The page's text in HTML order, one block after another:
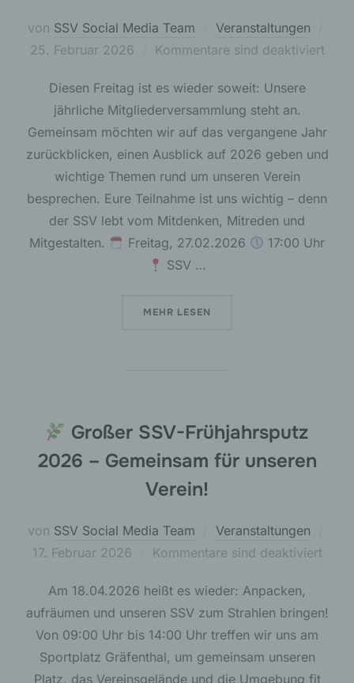
von SSV Social Media Team Veranstaltungen
25. Februar 2026 Kommentare sind deaktiviert
Diesen Freitag ist es wieder soweit: Unsere
jährliche Mitgliederversammlung steht an.
Gemeinsam möchten wir auf das vergangene Jahr
zurückblicken, einen Ausblick auf 2026 geben und
wichtige Themen rund um unseren Verein
besprechen. Eure Teilnahme ist uns wichtig – denn
der SSV lebt vom Mitdenken, Mitreden und
Mitgestalten.
Freitag, 27.02.2026
17:00 Uhr
SSV …
MEHR ÜBER
LESEN
Großer SSV-Frühjahrsputz
2026 – Gemeinsam für unseren
Verein!
von SSV Social Media Team Veranstaltungen
17. Februar 2026 Kommentare sind deaktiviert
Am 18.04.2026 heißt es wieder: Anpacken,
aufräumen und unseren SSV zum Strahlen bringen!
Von 09:00 Uhr bis 14:00 Uhr treffen wir uns am
Sportplatz Gräfenthal, um gemeinsam unseren
Platz, das Vereinsgelände und die Umgebung fit
einverstanden ist.
Name und Anschrift des für die Verarbeitung
Verantwortlichen
Verantwortlicher im Sinne der Datenschutz-
Grundverordnung, sonstiger in den Mitgliedstaaten
der Europäischen Union geltenden
Datenschutzgesetze und anderer Bestimmungen
mit datenschutzrechtlichem Charakter ist die:
Matthias Schulz und Andy Henniger
Die Internetseiten verwenden teilweise so
genannte Cookies, LocalStorage und
SessionStorage. Dies dient dazu, unser Angebot
nutzerfreundlicher, effektiver und sicherer zu
machen. Local Storage und SessionStorage ist
auf Ihrem Computer oder mobilen Gerät
abspeichert. Cookies sind Textdateien, welche
über einen Internetbrowser auf einem
werden. Sie können die Verwendung von Cookies,
LocalStorage und SessionStorage durch
entsprechende Einstellung in Ihrem Browser
Zahlreiche Internetseiten und Server verwenden
Cookies. Viele Cookies enthalten eine sogenannte